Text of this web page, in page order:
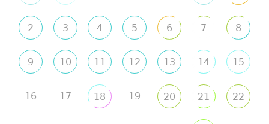
2 3 4 5 6 7 8
9 10 11 12 13 14 15
16 17 18 19 20 21 22